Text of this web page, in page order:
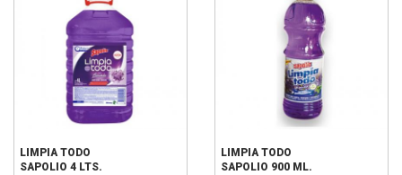
LIMPIA TODO
SAPOLIO 4 LTS.
LIMPIA TODO
SAPOLIO 900 ML.